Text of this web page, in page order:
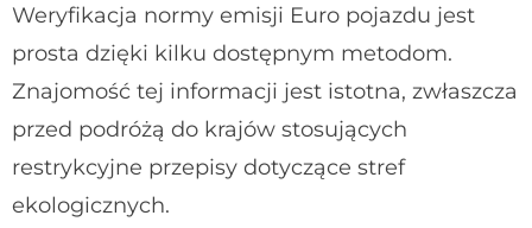
Weryfikacja normy emisji Euro pojazdu jest
prosta dzięki kilku dostępnym metodom.
Znajomość tej informacji jest istotna, zwłaszcza
przed podróżą do krajów stosujących
restrykcyjne przepisy dotyczące stref
ekologicznych.